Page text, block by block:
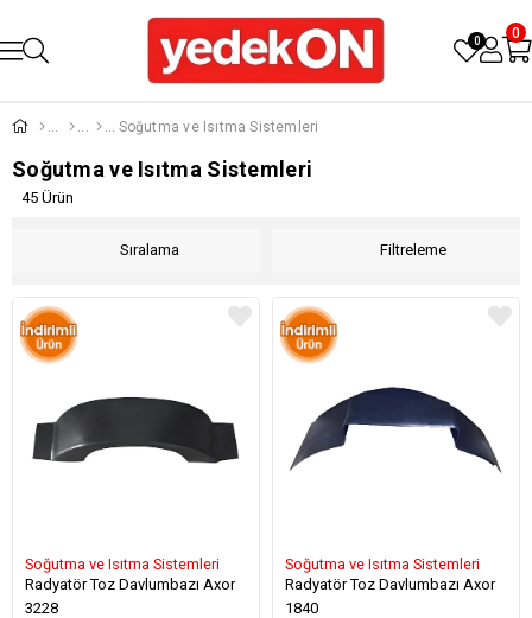
0 0
Soğutma ve Isıtma Sistemleri
Soğutma ve Isıtma Sistemleri
Filtreleme
Sıralama
45 Ürün
Soğutma ve Isıtma Sistemleri
Radyatör Toz Davlumbazı Axor
3228
Soğutma ve Isıtma Sistemleri
Radyatör Toz Davlumbazı Axor
1840